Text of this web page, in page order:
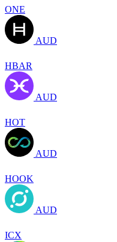
ONE
AUD
HBAR
AUD
HOT
AUD
HOOK
AUD
ICX